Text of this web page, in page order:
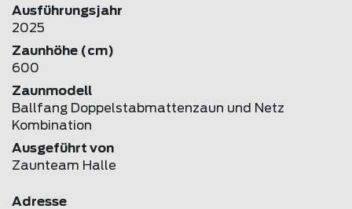
Ausführungsjahr
2025
Zaunhöhe (cm)
600
Zaunmodell
Ballfang Doppelstabmattenzaun und Netz
Kombination
Ausgeführt von
Zaunteam Halle
Adresse